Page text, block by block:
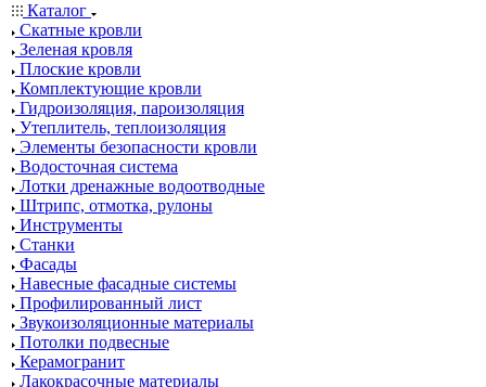
Каталог
Скатные кровли
Зеленая кровля
Плоские кровли
Комплектующие кровли
Гидроизоляция, пароизоляция
Утеплитель, теплоизоляция
Элементы безопасности кровли
Водосточная система
Лотки дренажные водоотводные
Штрипс, отмотка, рулоны
Инструменты
Станки
Фасады
Навесные фасадные системы
Профилированный лист
Звукоизоляционные материалы
Потолки подвесные
Керамогранит
Лакокрасочные материалы